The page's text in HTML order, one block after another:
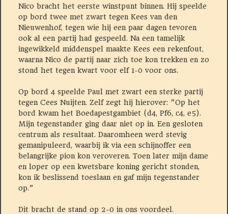
Nico bracht het eerste winstpunt binnen. Hij speelde
op bord twee met zwart tegen Kees van den
Nieuwenhof, tegen wie hij een paar dagen tevoren
ook al een partij had gespeeld. Na een tamelijk
ingewikkeld middenspel maakte Kees een rekenfout,
waarna Nico de partij naar zich toe kon trekken en zo
stond het tegen kwart voor elf 1-0 voor ons.
Op bord 4 speelde Paul met zwart een sterke partij
tegen Cees Nuijten. Zelf zegt hij hierover: ”Op het
bord kwam het Boedapestgambiet (d4, Pf6, c4, e5).
Mijn tegenstander ging daar niet op in. Een gesloten
centrum als resultaat. Daaromheen werd stevig
gemanipuleerd, waarbij ik via een schijnoffer een
belangrijke pion kon veroveren. Toen later mijn dame
en loper op een kwetsbare koning gericht stonden,
kon ik beslissend toeslaan en gaf mijn tegenstander
op.”
Dit bracht de stand op 2-0 in ons voordeel.